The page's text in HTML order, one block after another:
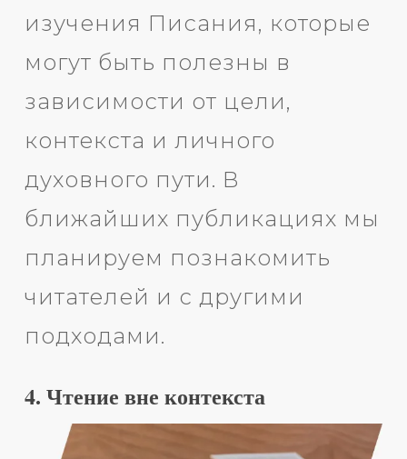
изучения Писания, которые
могут быть полезны в
зависимости от цели,
контекста и личного
духовного пути. В
ближайших публикациях мы
планируем познакомить
читателей и с другими
подходами.
4. Чтение вне контекста